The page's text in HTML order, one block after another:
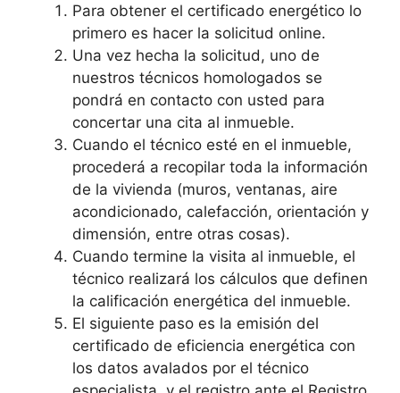
Para obtener el certificado energético lo
primero es hacer la solicitud online.
Una vez hecha la solicitud, uno de
nuestros técnicos homologados se
pondrá en contacto con usted para
concertar una cita al inmueble.
Cuando el técnico esté en el inmueble,
procederá a recopilar toda la información
de la vivienda (muros, ventanas, aire
acondicionado, calefacción, orientación y
dimensión, entre otras cosas).
Cuando termine la visita al inmueble, el
técnico realizará los cálculos que definen
la calificación energética del inmueble.
El siguiente paso es la emisión del
certificado de eficiencia energética con
los datos avalados por el técnico